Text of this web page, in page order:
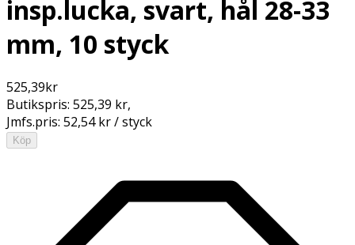
insp.lucka, svart, hål 28-33
mm, 10 styck
525,39kr
Butikspris: 525,39 kr,
Jmfs.pris: 52,54 kr / styck
Köp